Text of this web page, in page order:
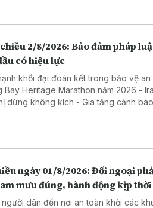
2/8/2026: Bảo đảm pháp
có hiệu lực
khối đại đoàn kết trong bảo vệ
Bay Heritage Marathon năm 2026 -
dừng không kích - Gia tăng cảnh
ngày 01/8/2026: Đối ngoại
mưu đúng, hành động kịp thời
người dân đến nơi an toàn khỏi các